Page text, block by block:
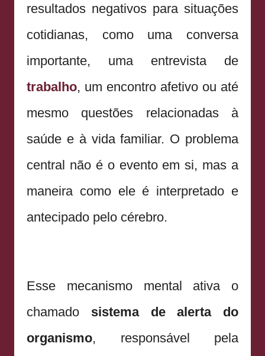
resultados negativos para situações
cotidianas, como uma conversa
importante, uma entrevista de
trabalho, um encontro afetivo ou até
mesmo questões relacionadas à
saúde e à vida familiar. O problema
central não é o evento em si, mas a
maneira como ele é interpretado e
antecipado pelo cérebro.
Esse mecanismo mental ativa o
chamado sistema de alerta do
organismo, responsável pela